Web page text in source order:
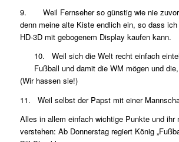
9. Weil Fernseher so günstig wie nie zuvor
denn meine alte Kiste endlich ein, so dass
HD-3D mit gebogenem Display kaufen kann.
10. Weil sich die Welt recht einfach
Fußball und damit die WM mögen und
(Wir hassen sie!)
11. Weil selbst der Papst mit einer
Alles in allem einfach wichtige Punkte und ihr
verstehen: Ab Donnerstag regiert König